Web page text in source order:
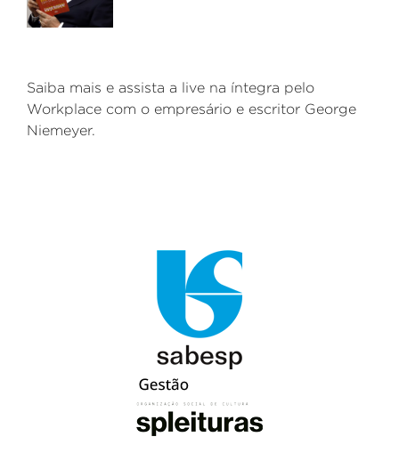
Saiba mais e assista a live na íntegra pelo
Workplace com o empresário e escritor George
Niemeyer.